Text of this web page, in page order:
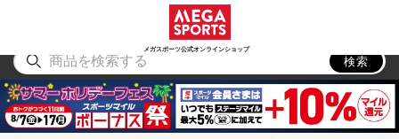
メガスポーツ公式オンラインショップ
アウトドア
検索